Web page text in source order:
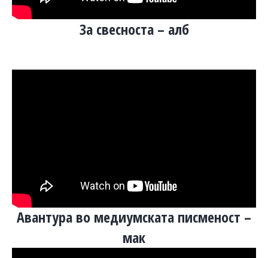
За свесноста – алб
Авантура во медиумската писменост –
мак